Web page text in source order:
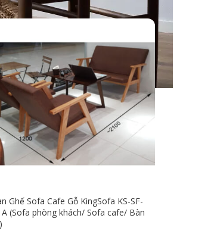
Ghế Sofa Cafe Gỗ KingSofa KS-SF-
(Sofa phòng khách/ Sofa cafe/ Bàn